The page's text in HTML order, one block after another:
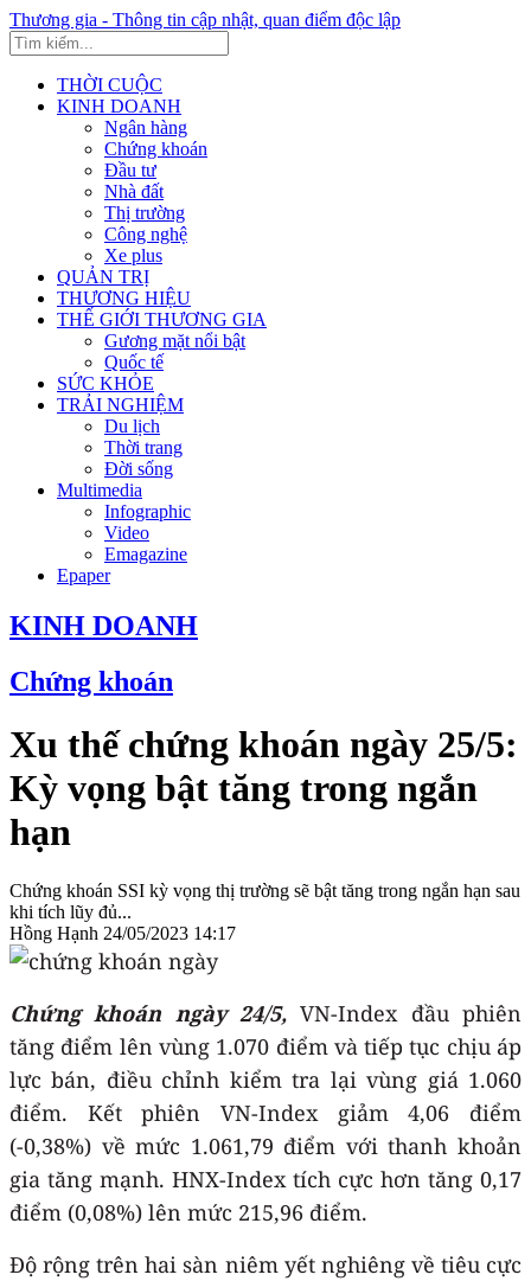
Thương gia - Thông tin cập nhật, quan điểm độc lập
THỜI CUỘC
KINH DOANH
Ngân hàng
Chứng khoán
Đầu tư
Nhà đất
Thị trường
Công nghệ
Xe plus
QUẢN TRỊ
THƯƠNG HIỆU
THẾ GIỚI THƯƠNG GIA
Gương mặt nổi bật
Quốc tế
SỨC KHỎE
TRẢI NGHIỆM
Du lịch
Thời trang
Đời sống
Multimedia
Infographic
Video
Emagazine
Epaper
KINH DOANH
Chứng khoán
Xu thế chứng khoán ngày 25/5:
Kỳ vọng bật tăng trong ngắn
hạn
Chứng khoán SSI kỳ vọng thị trường sẽ bật tăng trong ngắn hạn sau
khi tích lũy đủ...
Hồng Hạnh 24/05/2023 14:17
Chứng khoán ngày 24/5, VN-Index đầu phiên
tăng điểm lên vùng 1.070 điểm và tiếp tục chịu áp
lực bán, điều chỉnh kiểm tra lại vùng giá 1.060
điểm. Kết phiên VN-Index giảm 4,06 điểm
(-0,38%) về mức 1.061,79 điểm với thanh khoản
gia tăng mạnh. HNX-Index tích cực hơn tăng 0,17
điểm (0,08%) lên mức 215,96 điểm.
Độ rộng trên hai sàn niêm yết nghiêng về tiêu cực